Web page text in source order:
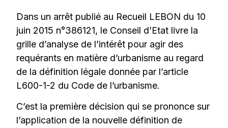
Dans un arrêt publié au Recueil LEBON du 10
juin 2015 n°386121, le Conseil d’Etat livre la
grille d’analyse de l’intérêt pour agir des
requérants en matière d’urbanisme au regard
de la définition légale donnée par l’article
L600-1-2 du Code de l’urbanisme.
C’est la première décision qui se prononce sur
l’application de la nouvelle définition de